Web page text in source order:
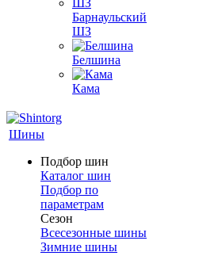
Барнаульский
ШЗ
Белшина
Кама
Шины
Подбор шин
Каталог шин
Подбор по
параметрам
Сезон
Всесезонные шины
Зимние шины